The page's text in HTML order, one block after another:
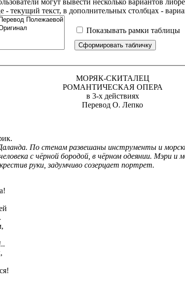
- текущий текст, в дополнительных столбцах -
Показывать рамки таблицы
МОРЯК-СКИТАЛЕЦ
РОМАНТИЧЕСКАЯ ОПЕРА
в 3-х действиях
Перевод О. Лепко
По стенам развешаны инструменты и
с чёрной бородой, в чёрном одеянии. Мэри и
руки, задумчиво созерцает портрет.